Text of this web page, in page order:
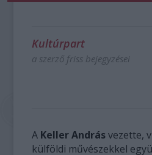
Kultúrpart
a szerző friss bejegyzései
A Keller Andrásvezette,
külföldi művészekkel